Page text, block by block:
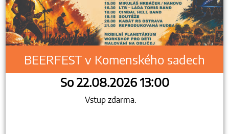
BEERFEST v Komenského sadech
So 22.08.2026 13:00
Vstup zdarma.